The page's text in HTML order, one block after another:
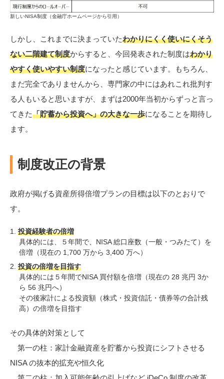
新しいNISA制度（金融庁ホームページから引用）
しかし、これまでに決まっていたわかりにくく使いにくそう
ない二階建て制度からすると、今回発表された制度はわかり
やすく使いやすい制度になったと感じています。もちろん、
まだ完全でありませんから、専門家の中にはあれこれ批判す
る人もいると思いますが、まずは2000年当初からずっと言っ
てきた「貯蓄から投資へ」の大きな一歩になることを期待し
ます。
制度改正の背景
政府が掲げる資産所得倍増プランの目標は以下のとおりで
す。
投資経験者の倍増
具体的には、５年間で、NISA 総口座数（一般・つみたて）を
倍増（現在の 1,700 万から 3,400 万へ）
投資の倍増を目指す
具体的には５年間でNISA 買付額を倍増（現在の 28 兆円 3か
ら 56 兆円へ）
その後家計による投資額（株式・投資信託・債券等の合計残
高）の倍増を目指す
その具体的対策として
第一の柱：家計金融資産を貯蓄から投資にシフトさせる
NISA の抜本的拡充や恒久化